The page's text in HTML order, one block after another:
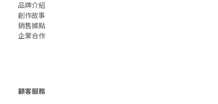
品牌介紹
創作故事
​銷售據點
企業合作
顧客服務